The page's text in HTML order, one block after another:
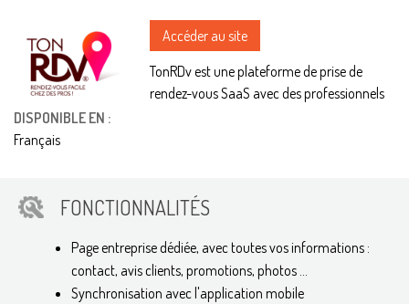
Accéder au site
TonRDv est une plateforme de prise de
rendez-vous SaaS avec des professionnels
DISPONIBLE EN :
Français
FONCTIONNALITÉS
Page entreprise dédiée, avec toutes vos informations :
contact, avis clients, promotions, photos ...
Synchronisation avec l'application mobile